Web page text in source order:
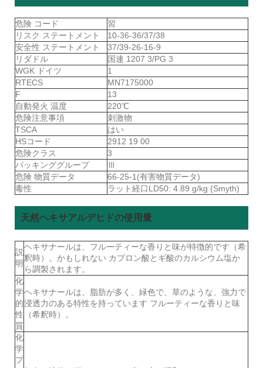
危険 コード
習
リスク ステートメント
10-36-36/37/38
安全性 ステートメント
37/39-26-16-9
リダドル
国連 1207 3/PG 3
WGK ドイツ
1
RTECS
MN7175000
F
13
自動発火 温度
220℃
危険注意事項
刺激物
TSCA
はい
HSコード
2912 19 00
危険クラス
3
パッキンググループ
Ⅲ
危険 物質データ
66-25-1(有害物質データ)
毒性
ラット経口LD50: 4.89 g/kg (Smyth)
天然ヘキサアルデヒドの使用量
説
明
ヘキサナールは、フルーティーな香りと味が特徴的です（希
釈時）。かもしれない カプロン酸とギ酸のカルシウム塩か
ら調製されます。
化
学
的
性
質
ヘキサナールは、脂肪が多く、緑色で、草のような、強力で
浸透力のある特性を持っています フルーティーな香りと味
（希釈時）。
化
学
プ